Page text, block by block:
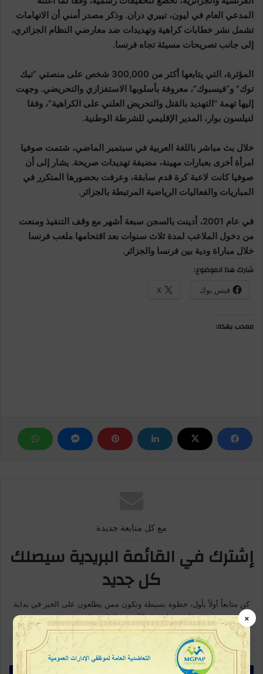
المدعي العام في ليون، تييري دران. وذكر مصدر أمني أن الاتهامات
تشمل نشر خطابات كراهية وتهديدات ضد معارضي النظام الجزائري،
إلى جانب تصريحات مسيئة تجاه فرنسا.
المؤثرة، التي يتابعها أكثر من 300,000 شخص على منصتي “تيك
توك” و”فيسبوك”، معروفة بأسلوبها الاستفزازي والتحريضي. وجهت
إليها تهمة “التهديد بالقتل والتحريض العلني على الكراهية”، وفقا
لنيلسون بوار، المدير الإقليمي للشرطة الوطنية.
خلال بث مباشر باللغة العربية في سبتمبر الماضي، شتمت صوفيا
امرأة أخرى بعبارات مهينة، مضيفة تهديدات صريحة. يشار إلى أن
صوفيا كانت لاعبة كرة قدم سابقة، وعرفت بحضورها المتكرر في
المباريات والفعاليات الرياضية المرتبطة بالجزائر.
في عام 2001، أدينت بالسجن سبعة أشهر مع وقف التنفيذ ومنعت
من دخول الملاعب لمدة ثلاث سنوات بعد اقتحامها ملعب فرنسا
خلال مباراة ودية بين فرنسا والجزائر.
شارك هذا الموضوع:
فيس بوك X
معجب بهذه:
مع كل متابعة جديدة
إشترك في القائمة البريدية سيصلك
كل جديد
كن متابعاً أولاً بأول، خطوة بسيطة وتكون ممن يطلعون على الخبر في بداية
ظهورة، اشترك الآن في القائمة البريدية
خ
×